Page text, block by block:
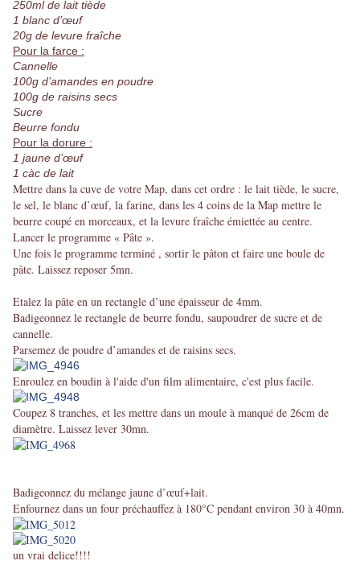
250ml de lait tiède
1 blanc d’œuf
20g de levure fraîche
Pour la farce :
Cannelle
100g d’amandes en poudre
100g de raisins secs
Sucre
Beurre fondu
Pour la dorure :
1 jaune d’œuf
1 càc de lait
Mettre dans la cuve de votre Map, dans cet ordre : le lait tiède, le sucre,
le sel, le blanc d’œuf, la farine, dans les 4 coins de la Map mettre le
beurre coupé en morceaux, et la levure fraîche émiettée au centre.
Lancer le programme « Pâte ».
Une fois le programme terminé , sortir le pâton et faire une boule de
pâte. Laissez reposer 5mn.
Etalez la pâte en un rectangle d’une épaisseur de 4mm.
Badigeonnez le rectangle de beurre fondu, saupoudrer de sucre et de
cannelle.
Parsemez de poudre d’amandes et de raisins secs.
Enroulez en boudin à l'aide d'un film alimentaire, c'est plus facile.
Coupez 8 tranches, et les mettre dans un moule à manqué de 26cm de
diamètre. Laissez lever 30mn.
Badigeonnez du mélange jaune d’œuf+lait.
Enfournez dans un four préchauffez à 180°C pendant environ 30 à 40mn.
un vrai delice!!!!